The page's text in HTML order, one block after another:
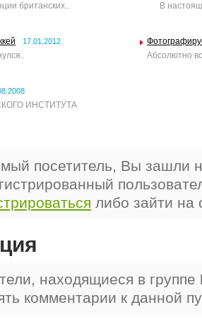
британских..
В
17.01.2012
Абсолютно
ИНСТИТУТА
посетитель, Вы зашли
либо зайти на
находящиеся в группе
комментарии к данной